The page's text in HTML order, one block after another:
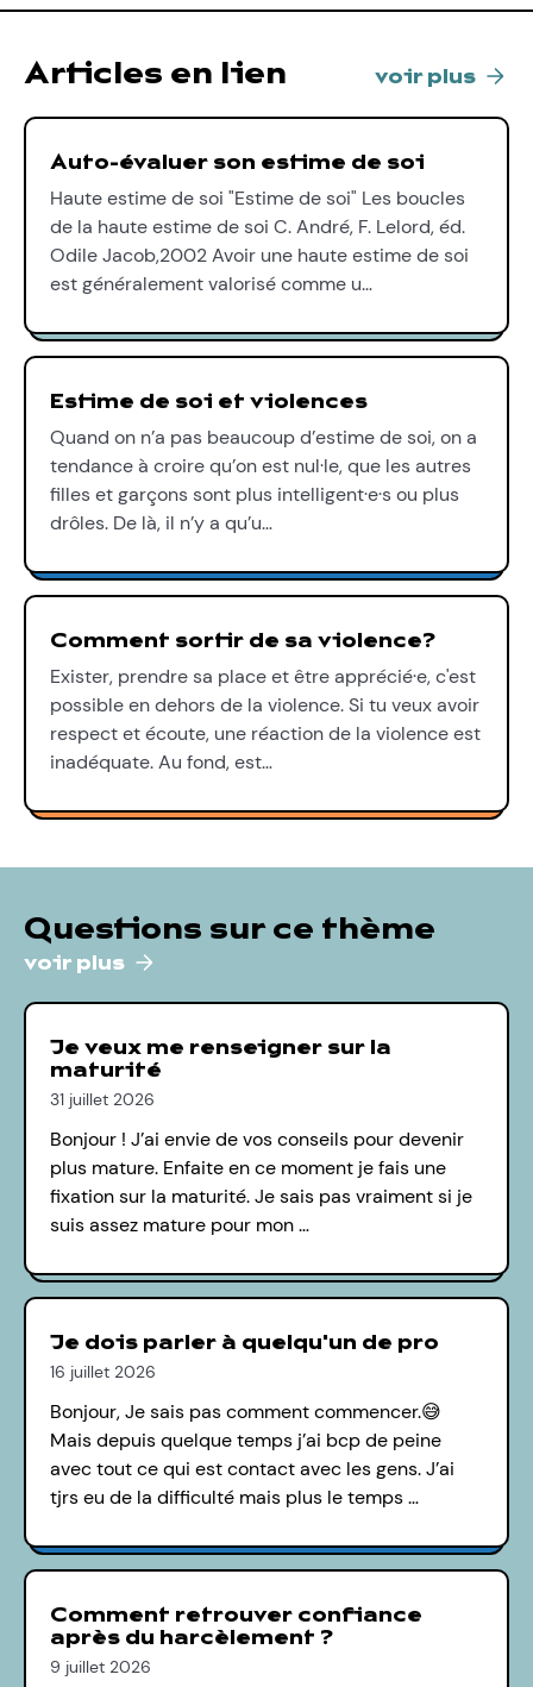
Articles en lien voir plus
Auto-évaluer son estime de soi
Haute estime de soi "Estime de soi" Les boucles
de la haute estime de soi C. André, F. Lelord, éd.
Odile Jacob,2002 Avoir une haute estime de soi
est généralement valorisé comme u…
Estime de soi et violences
Quand on n’a pas beaucoup d’estime de soi, on a
tendance à croire qu’on est nul·le, que les autres
filles et garçons sont plus intelligent·e·s ou plus
drôles. De là, il n’y a qu’u…
Comment sortir de sa violence?
Exister, prendre sa place et être apprécié·e, c'est
possible en dehors de la violence. Si tu veux avoir
respect et écoute, une réaction de la violence est
inadéquate. Au fond, est…
Questions sur ce thème
voir plus
Je veux me renseigner sur la
maturité
31 juillet 2026
Bonjour ! J’ai envie de vos conseils pour devenir
plus mature. Enfaite en ce moment je fais une
fixation sur la maturité. Je sais pas vraiment si je
suis assez mature pour mon …
Je dois parler à quelqu'un de pro
16 juillet 2026
Bonjour, Je sais pas comment commencer.😅
Mais depuis quelque temps j’ai bcp de peine
avec tout ce qui est contact avec les gens. J’ai
tjrs eu de la difficulté mais plus le temps …
Comment retrouver confiance
après du harcèlement ?
9 juillet 2026